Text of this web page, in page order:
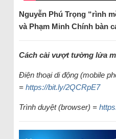
Nguyễn Phú Trọng “rình
và Phạm Minh Chính bàn
Cách cài vượt tường lửa
Điện thoại di động (mobile
= https://bit.ly/2QCRpE7
Trình duyệt (browser) =